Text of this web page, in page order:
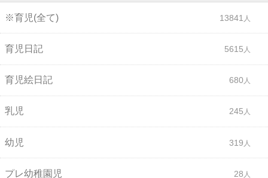
※育児(全て) 13841
育児日記 5615
育児絵日記 680
乳児 245
幼児 319
プレ幼稚園児 28